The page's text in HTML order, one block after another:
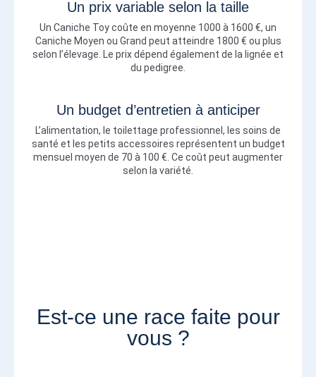
Un prix variable selon la taille
Un Caniche Toy coûte en moyenne 1000 à 1600 €, un
Caniche Moyen ou Grand peut atteindre 1800 € ou plus
selon l’élevage. Le prix dépend également de la lignée et
du pedigree.
Un budget d’entretien à anticiper
L’alimentation, le toilettage professionnel, les soins de
santé et les petits accessoires représentent un budget
mensuel moyen de 70 à 100 €. Ce coût peut augmenter
selon la variété.
Est-ce une race faite pour
vous ?